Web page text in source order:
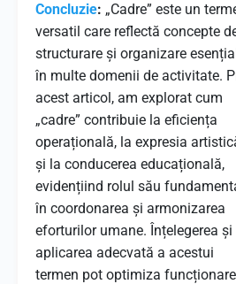
Concluzie: „Cadre” este un
versatil care reflectă concepte
structurare și organizare
în multe domenii de activitate.
acest articol, am explorat cum
„cadre” contribuie la eficiența
operațională, la expresia
și la conducerea educațională,
evidențiind rolul său
în coordonarea și armonizarea
eforturilor umane. Înțelegerea și
aplicarea adecvată a acestui
termen pot optimiza